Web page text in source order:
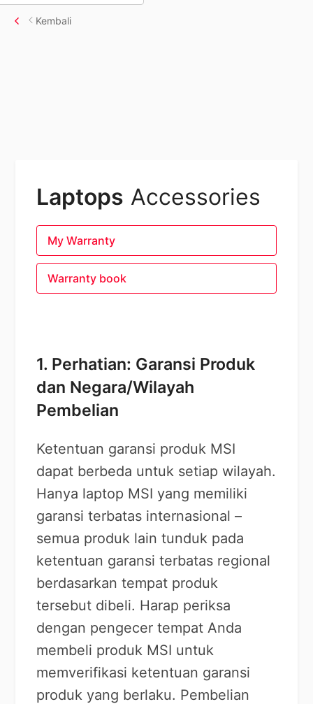
Kembali
Laptops Accessories
My Warranty
Warranty book
1. Perhatian: Garansi Produk
dan Negara/Wilayah
Pembelian
Ketentuan garansi produk MSI
dapat berbeda untuk setiap wilayah.
Hanya laptop MSI yang memiliki
garansi terbatas internasional –
semua produk lain tunduk pada
ketentuan garansi terbatas regional
berdasarkan tempat produk
tersebut dibeli. Harap periksa
dengan pengecer tempat Anda
membeli produk MSI untuk
memverifikasi ketentuan garansi
produk yang berlaku. Pembelian